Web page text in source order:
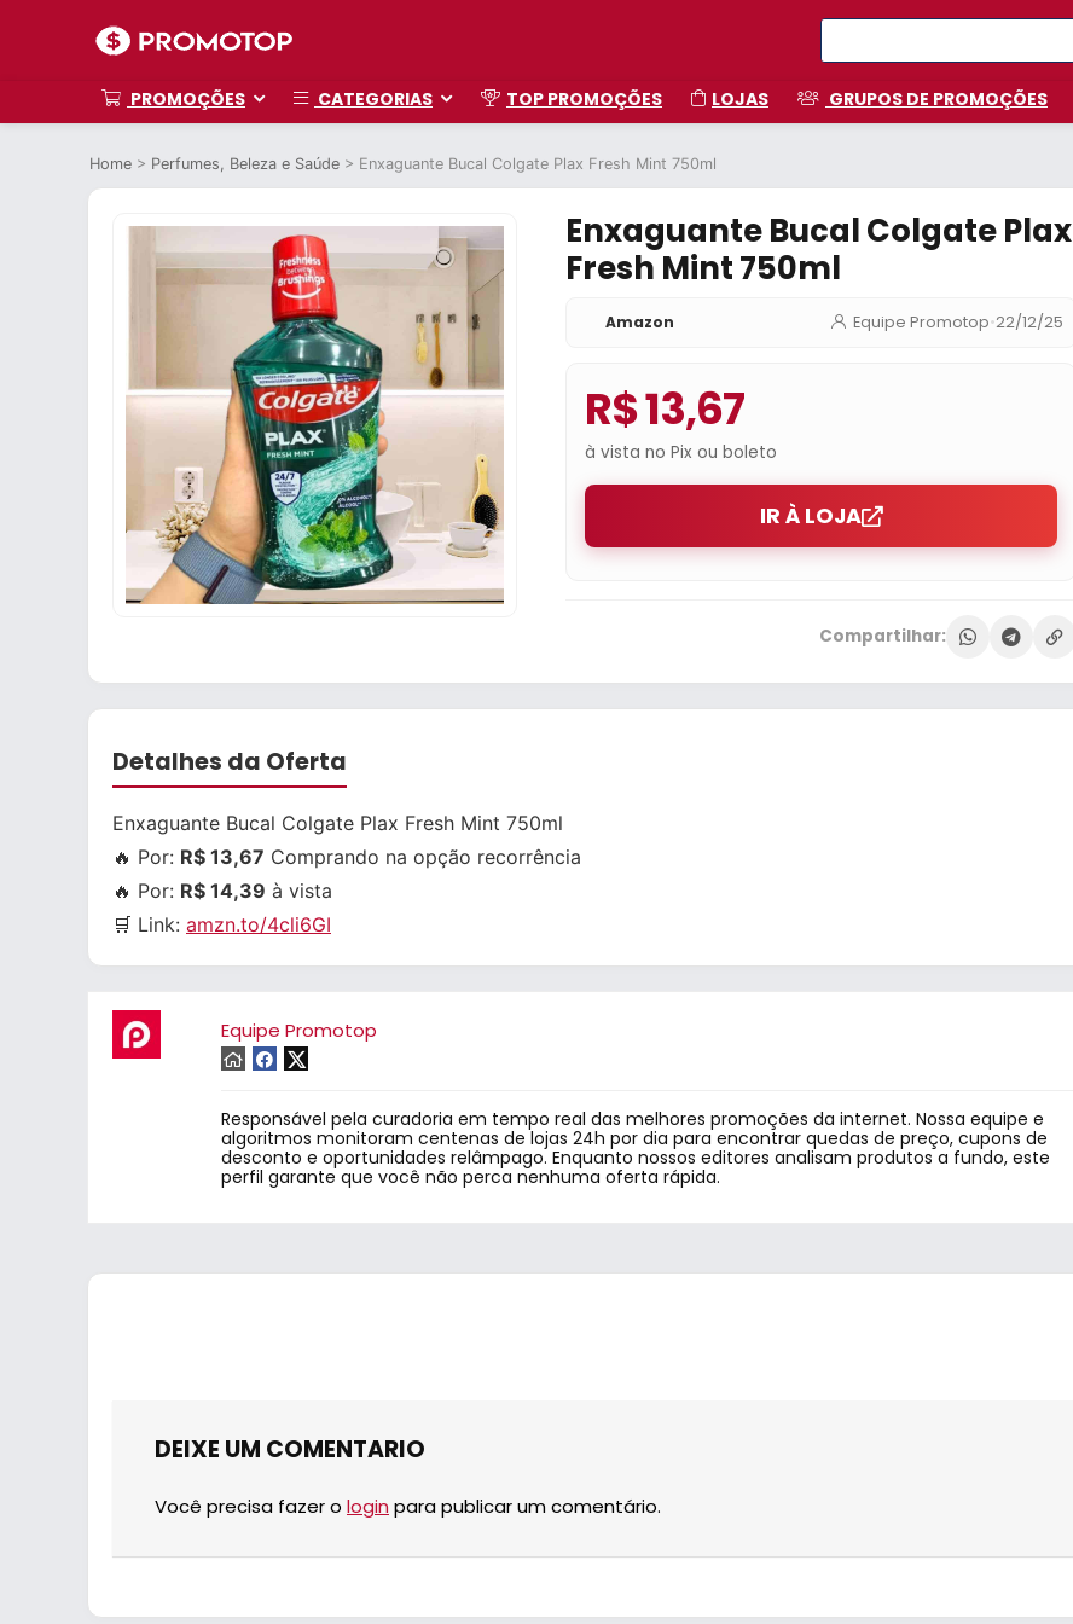
PROMOÇÕES CATEGORIAS TOP PROMOÇÕES LOJAS GRUPOS DE PROMOÇÕES
Home > Perfumes, Beleza e Saúde > Enxaguante Bucal Colgate Plax Fresh Mint 750ml
Enxaguante Bucal Colgate Plax
Fresh Mint 750ml
Amazon Equipe Promotop•22/12/25
R$ 13,67
à vista no Pix ou boleto
IR À LOJA
Compartilhar:
Detalhes da Oferta
Enxaguante Bucal Colgate Plax Fresh Mint 750ml
🔥 Por: R$ 13,67 Comprando na opção recorrência
🔥 Por: R$ 14,39 à vista
🛒 Link: amzn.to/4cli6GI
Equipe Promotop
Responsável pela curadoria em tempo real das melhores promoções da internet. Nossa equipe e
algoritmos monitoram centenas de lojas 24h por dia para encontrar quedas de preço, cupons de
desconto e oportunidades relâmpago. Enquanto nossos editores analisam produtos a fundo, este
perfil garante que você não perca nenhuma oferta rápida.
DEIXE UM COMENTARIO
Você precisa fazer o login para publicar um comentário.